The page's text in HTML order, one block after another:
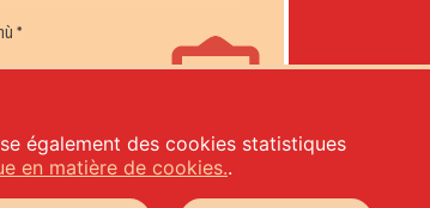
*
également des cookies statistiques
en matière de cookies..